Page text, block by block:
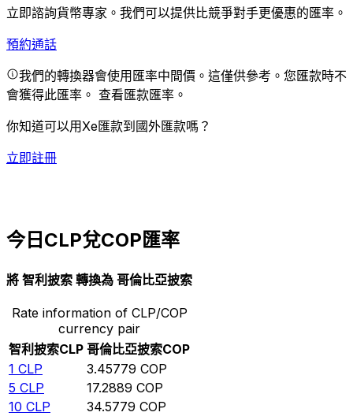
立即諮詢貨幣專家。 我們可以提供比競爭對手更優惠的匯率。
預約通話
我們的轉換器會使用匯率中間價。這僅供參考。您匯款時不
會獲得此匯率。 查看匯款匯率。
你知道可以用Xe匯款到國外匯款嗎？
立即註冊
今日CLP兌COP匯率
將 智利披索 轉換為 哥倫比亞披索
Rate information of CLP/COP
currency pair
智利披索CLP 哥倫比亞披索COP
1 CLP 3.45779 COP
5 CLP 17.2889 COP
10 CLP 34.5779 COP